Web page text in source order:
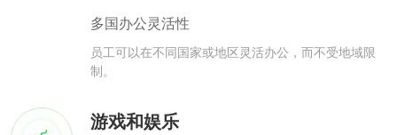
多国办公灵活性
员工可以在不同国家或地区灵活办公，而不受地域限
制。
游戏和娱乐